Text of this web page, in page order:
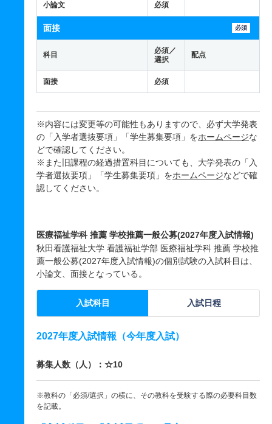
小論文 必須
面接 必須
科目
必須／
選択
配点
面接 必須
※内容には変更等の可能性もありますので、必ず大学発表
の「入学者選抜要項」「学生募集要項」をホームページな
どで確認してください。
※また旧課程の経過措置科目についても、大学発表の「入
学者選抜要項」「学生募集要項」をホームページなどで確
認してください。
医療福祉学科 推薦 学校推薦一般公募(2027年度入試情報)
秋田看護福祉大学 看護福祉学部 医療福祉学科 推薦 学校推
薦一般公募(2027年度入試情報)の個別試験の入試科目は、
小論文、面接となっている。
入試科目 入試日程
2027年度入試情報（今年度入試）
募集人数（人）：☆10
※教科の「必須/選択」の横に、その教科を受験する際の必要科目数
を記載。